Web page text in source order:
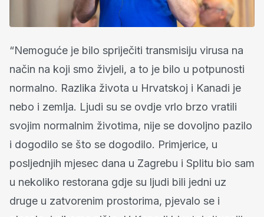
“Nemoguće je bilo spriječiti transmisiju virusa na
način na koji smo živjeli, a to je bilo u potpunosti
normalno. Razlika života u Hrvatskoj i Kanadi je
nebo i zemlja. Ljudi su se ovdje vrlo brzo vratili
svojim normalnim životima, nije se dovoljno pazilo
i dogodilo se što se dogodilo. Primjerice, u
posljednjih mjesec dana u Zagrebu i Splitu bio sam
u nekoliko restorana gdje su ljudi bili jedni uz
druge u zatvorenim prostorima, pjevalo se i